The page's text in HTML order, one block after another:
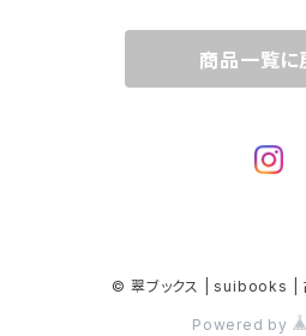
商品一覧に
© 翠ブックス | suibooks |
Powered by